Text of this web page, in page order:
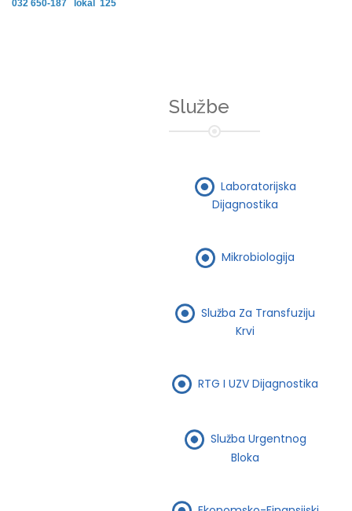
032 650-187 lokal 125
Službe
Laboratorijska
Dijagnostika
Mikrobiologija
Služba Za Transfuziju
Krvi
RTG I UZV Dijagnostika
Služba Urgentnog
Bloka